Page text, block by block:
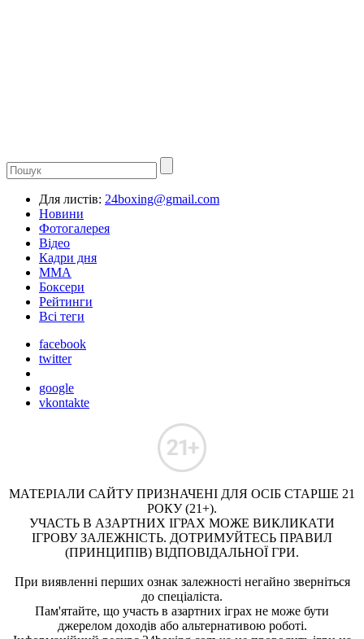
Для листів: 24boxing@gmail.com
Новини
Фотогалерея
Відео
Кадри дня
ММА
Боксери
Рейтинги
Всі теги
facebook
twitter
google
vkontakte
МАТЕРІАЛИ САЙТУ ПРИЗНАЧЕНІ ДЛЯ ОСІБ СТАРШЕ 21
РОКУ (21+).
УЧАСТЬ В АЗАРТНИХ ІГРАХ МОЖЕ ВИКЛИКАТИ
ІГРОВУ ЗАЛЕЖНІСТЬ. ДОТРИМУЙТЕСЬ ПРАВИЛ
(ПРИНЦИПІВ) ВІДПОВІДАЛЬНОЇ ГРИ.
При виявленні перших ознак залежності негайно зверніться
до спеціаліста.
Пам'ятайте, що участь в азартних іграх не може бути
джерелом доходів або альтернативою роботі.